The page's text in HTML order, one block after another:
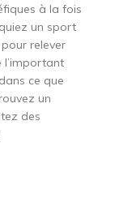
à la fois
un sport
relever
l’important
ce que
un
des